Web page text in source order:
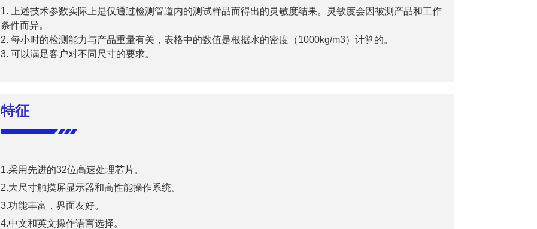
1. 上述技术参数实际上是仅通过检测管道内的测试样品而得出的灵敏度结果。灵敏度会因被测产品和工作
条件而异。
2. 每小时的检测能力与产品重量有关，表格中的数值是根据水的密度（1000kg/m3）计算的。
3. 可以满足客户对不同尺寸的要求。
特征
1.采用先进的32位高速处理芯片。
2.大尺寸触摸屏显示器和高性能操作系统。
3.功能丰富，界面友好。
4.中文和英文操作语言选择。